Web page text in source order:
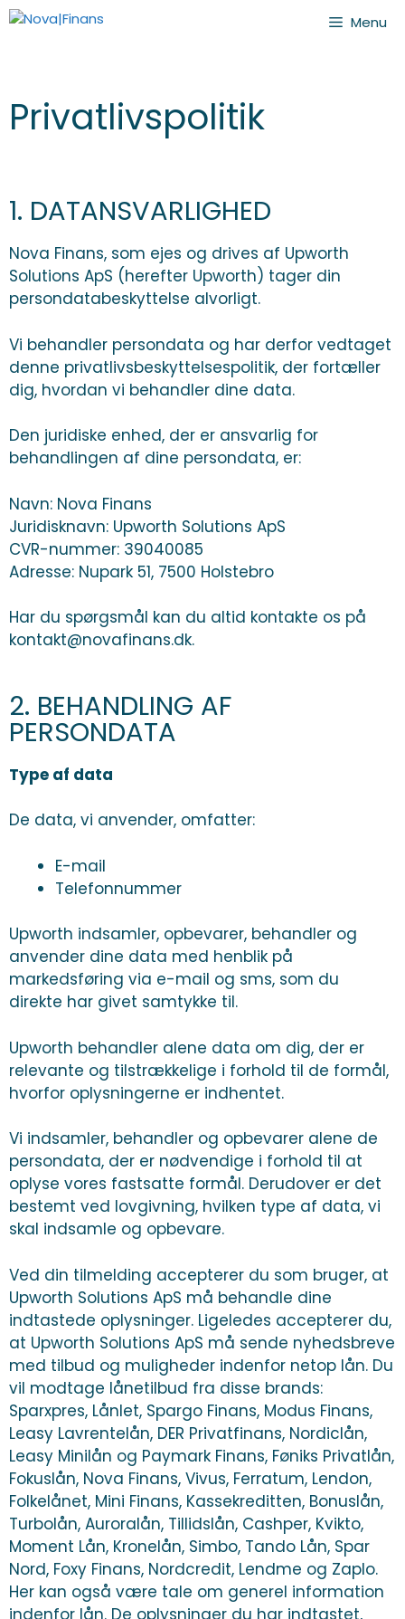
Menu
Privatlivspolitik
1. DATANSVARLIGHED
Nova Finans, som ejes og drives af Upworth
Solutions ApS (herefter Upworth) tager din
persondatabeskyttelse alvorligt.
Vi behandler persondata og har derfor vedtaget
denne privatlivsbeskyttelsespolitik, der fortæller
dig, hvordan vi behandler dine data.
Den juridiske enhed, der er ansvarlig for
behandlingen af dine persondata, er:
Navn: Nova Finans
Juridisknavn: Upworth Solutions ApS
CVR-nummer: 39040085
Adresse: Nupark 51, 7500 Holstebro
Har du spørgsmål kan du altid kontakte os på
kontakt@novafinans.dk.
2. BEHANDLING AF
PERSONDATA
Type af data
De data, vi anvender, omfatter:
E-mail
Telefonnummer
Upworth indsamler, opbevarer, behandler og
anvender dine data med henblik på
markedsføring via e-mail og sms, som du
direkte har givet samtykke til.
Upworth behandler alene data om dig, der er
relevante og tilstrækkelige i forhold til de formål,
hvorfor oplysningerne er indhentet.
Vi indsamler, behandler og opbevarer alene de
persondata, der er nødvendige i forhold til at
oplyse vores fastsatte formål. Derudover er det
bestemt ved lovgivning, hvilken type af data, vi
skal indsamle og opbevare.
Ved din tilmelding accepterer du som bruger, at
Upworth Solutions ApS må behandle dine
indtastede oplysninger. Ligeledes accepterer du,
at Upworth Solutions ApS må sende nyhedsbreve
med tilbud og muligheder indenfor netop lån. Du
vil modtage lånetilbud fra disse brands:
Sparxpres, Lånlet, Spargo Finans, Modus Finans,
Leasy Lavrentelån, DER Privatfinans, Nordiclån,
Leasy Minilån og Paymark Finans, Føniks Privatlån,
Fokuslån, Nova Finans, Vivus, Ferratum, Lendon,
Folkelånet, Mini Finans, Kassekreditten, Bonuslån,
Turbolån, Auroralån, Tillidslån, Cashper, Kvikto,
Moment Lån, Kronelån, Simbo, Tando Lån, Spar
Nord, Foxy Finans, Nordcredit, Lendme og Zaplo.
Her kan også være tale om generel information
indenfor lån. De oplysninger du har indtastet,